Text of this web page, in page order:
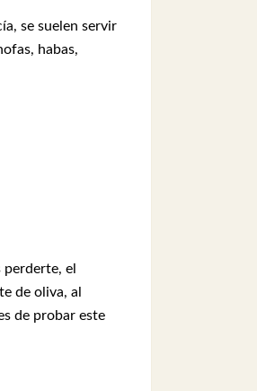
se suelen servir
habas,
el
de oliva, al
de probar este